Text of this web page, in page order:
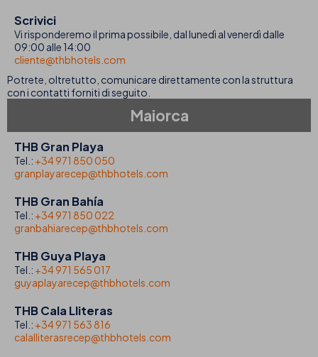
Scrivici
Vi risponderemo il prima possibile, dal lunedì al venerdì dalle
09:00 alle 14:00
cliente@thbhotels.com
Potrete, oltretutto, comunicare direttamente con la struttura
con i contatti forniti di seguito.
Maiorca
THB Gran Playa
Tel.: +34 971 850 050
granplayarecep@thbhotels.com
THB Gran Bahía
Tel.: +34 971 850 022
granbahiarecep@thbhotels.com
THB Guya Playa
Tel.: +34 971 565 017
guyaplayarecep@thbhotels.com
THB Cala Lliteras
Tel.: +34 971 563 816
calalliterasrecep@thbhotels.com